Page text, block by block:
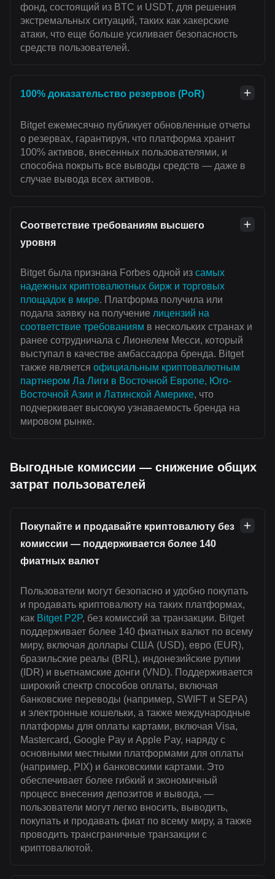
фонд, состоящий из BTC и USDT, для решения
экстремальных ситуаций, таких как хакерские
атаки, что еще больше усиливает безопасность
средств пользователей.
100% доказательство резервов (PoR)
Bitget ежемесячно публикует обновленные отчеты
о резервах, гарантируя, что платформа хранит
100% активов, внесенных пользователями, и
способна покрыть все выводы средств — даже в
случае вывода всех активов.
Соответствие требованиям высшего
уровня
Bitget была признана Forbes одной из самых
надежных криптовалютных бирж и торговых
площадок в мире. Платформа получила или
подала заявку на получение лицензий на
соответствие требованиям в нескольких странах и
ранее сотрудничала с Лионелем Месси, который
выступал в качестве амбассадора бренда. Bitget
также является официальным криптовалютным
партнером Ла Лиги в Восточной Европе, Юго-
Восточной Азии и Латинской Америке, что
подчеркивает высокую узнаваемость бренда на
мировом рынке.
Выгодные комиссии — снижение общих
затрат пользователей
Покупайте и продавайте криптовалюту без
комиссии — поддерживается более 140
фиатных валют
Пользователи могут безопасно и удобно покупать
и продавать криптовалюту на таких платформах,
как Bitget P2P, без комиссий за транзакции. Bitget
поддерживает более 140 фиатных валют по всему
миру, включая доллары США (USD), евро (EUR),
бразильские реалы (BRL), индонезийские рупии
(IDR) и вьетнамские донги (VND). Поддерживается
широкий спектр способов оплаты, включая
банковские переводы (например, SWIFT и SEPA)
и электронные кошельки, а также международные
платформы для оплаты картами, включая Visa,
Mastercard, Google Pay и Apple Pay, наряду с
основными местными платформами для оплаты
(например, PIX) и банковскими картами. Это
обеспечивает более гибкий и экономичный
процесс внесения депозитов и вывода, —
пользователи могут легко вносить, выводить,
покупать и продавать фиат по всему миру, а также
проводить трансграничные транзакции с
криптовалютой.